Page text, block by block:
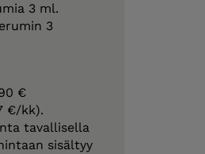
3 ml.
3
€
€/kk).
tavallisella
sisältyy